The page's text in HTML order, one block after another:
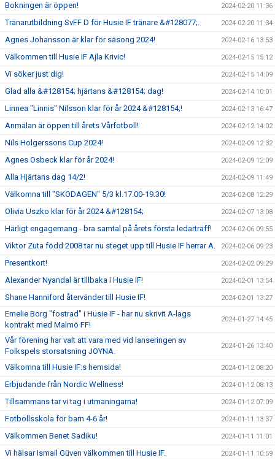
Bokningen är öppen! 2024-02-20 11:36
Tränarutbildning SvFF D för Husie IF tränare &#128077;. 2024-02-20 11:34
Agnes Johansson är klar för säsong 2024! 2024-02-16 13:53
Välkommen till Husie IF Ajla Krivic! 2024-02-15 15:12
Vi söker just dig! 2024-02-15 14:09
Glad alla &#128154; hjärtans &#128154; dag! 2024-02-14 10:01
Linnea "Linnis" Nilsson klar för år 2024 &#128154;! 2024-02-13 16:47
Anmälan är öppen till årets Vårfotboll! 2024-02-12 14:02
Nils Holgerssons Cup 2024! 2024-02-09 12:32
Agnes Osbeck klar för år 2024! 2024-02-09 12:09
Alla Hjärtans dag 14/2! 2024-02-09 11:49
Välkomna till "SKODAGEN" 5/3 kl.17.00-19.30! 2024-02-08 12:29
Olivia Uszko klar för år 2024 &#128154; 2024-02-07 13:08
Härligt engagemang - bra samtal på årets första ledarträff! 2024-02-06 09:55
Viktor Zuta född 2008 tar nu steget upp till Husie IF herrar A. 2024-02-06 09:23
Presentkort! 2024-02-02 09:29
Alexander Nyandal är tillbaka i Husie IF! 2024-02-01 13:54
Shane Hanniford återvänder till Husie IF! 2024-02-01 13:27
Emelie Borg "fostrad" i Husie IF - har nu skrivit A-lags
kontrakt med Malmö FF!
2024-01-27 14:45
Vår förening har valt att vara med vid lanseringen av
Folkspels storsatsning JOYNA.
2024-01-26 13:40
Välkomna till Husie IF:s hemsida! 2024-01-12 08:20
Erbjudande från Nordic Wellness! 2024-01-12 08:13
Tillsammans tar vi tag i utmaningarna! 2024-01-12 07:09
Fotbollsskola för barn 4-6 år! 2024-01-11 13:37
Välkommen Benet Sadiku! 2024-01-11 11:01
Vi hälsar Ismail Güven välkommen till Husie IF. 2024-01-11 10:59